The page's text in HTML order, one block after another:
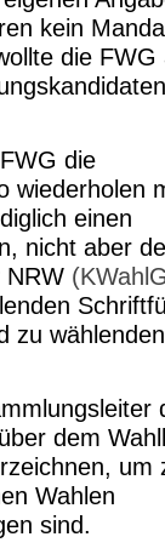
kein
die FWG
die
wiederholen
einen
nicht aber
NRW
zu wählenden
dem
um
Wahlen
sind.